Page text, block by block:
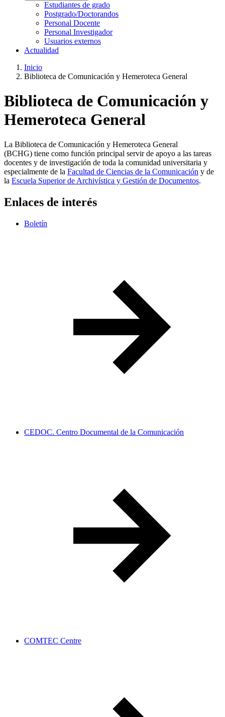
Estudiantes de grado
Postgrado/Doctorandos
Personal Docente
Personal Investigador
Usuarios externos
Actualidad
Inicio
Biblioteca de Comunicación y Hemeroteca General
Biblioteca de Comunicación y
Hemeroteca General
La Biblioteca de Comunicación y Hemeroteca General
(BCHG) tiene como función principal servir de apoyo a las tareas
docentes y de investigación de toda la comunidad universitaria y
especialmente de la Facultad de Ciencias de la Comunicación y de
la Escuela Superior de Archivística y Gestión de Documentos.
Enlaces de interés
Boletín
CEDOC. Centro Documental de la Comunicación
COMTEC Centre